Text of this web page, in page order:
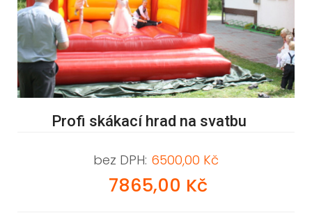
Profi skákací hrad na svatbu
bez DPH: 6500,00 Kč
7865,00 Kč